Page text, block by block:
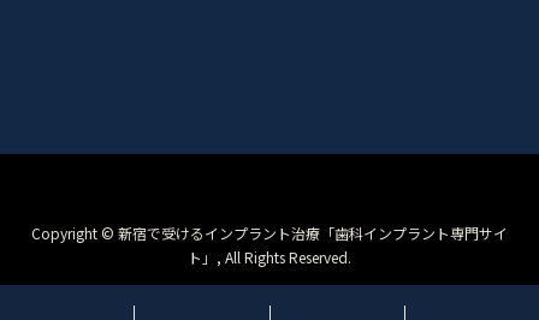
Copyright © 新宿で受けるインプラント治療「歯科インプラント専門サイ
ト」, All Rights Reserved.